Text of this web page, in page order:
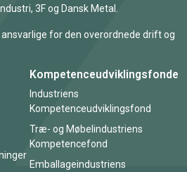
3F og Dansk Metal.
for den overordnede drift og
Kompetenceudviklingsfonde
Industriens
Kompetenceudviklingsfond
Træ- og Møbelindustriens
Kompetencefond
Emballageindustriens